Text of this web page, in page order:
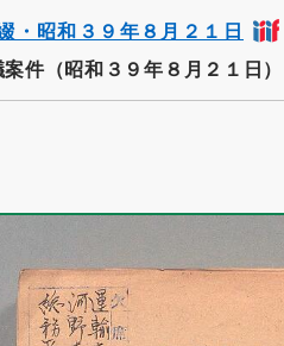
・昭和３９年８月２１日
案件（昭和３９年８月２１日）